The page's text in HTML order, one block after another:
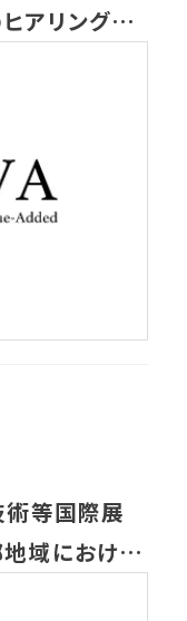
アリング調
術等国際展
地域における